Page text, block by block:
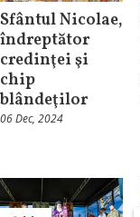
Sfântul Nicolae,
îndreptător
credinţei şi
chip
blândeţilor
06 Dec, 2024